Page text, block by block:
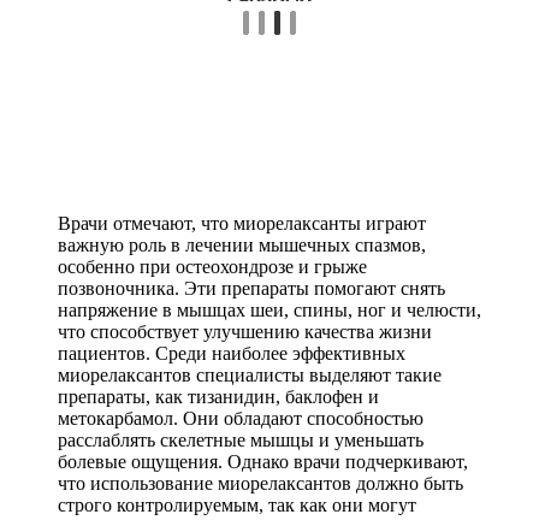
Врачи отмечают, что миорелаксанты играют
важную роль в лечении мышечных спазмов,
особенно при остеохондрозе и грыже
позвоночника. Эти препараты помогают снять
напряжение в мышцах шеи, спины, ног и челюсти,
что способствует улучшению качества жизни
пациентов. Среди наиболее эффективных
миорелаксантов специалисты выделяют такие
препараты, как тизанидин, баклофен и
метокарбамол. Они обладают способностью
расслаблять скелетные мышцы и уменьшать
болевые ощущения. Однако врачи подчеркивают,
что использование миорелаксантов должно быть
строго контролируемым, так как они могут